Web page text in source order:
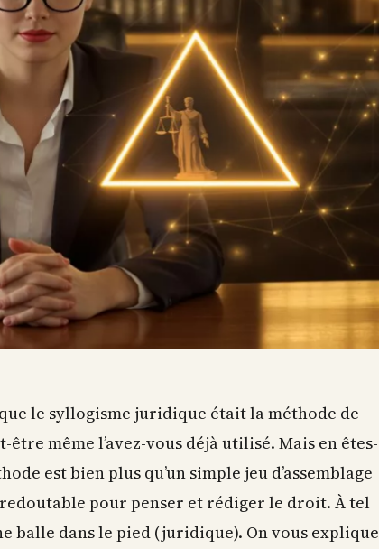
le syllogisme juridique était la méthode de
même l’avez-vous déjà utilisé. Mais en êtes-
est bien plus qu’un simple jeu d’assemblage
pour penser et rédiger le droit. À tel
balle dans le pied (juridique). On vous explique